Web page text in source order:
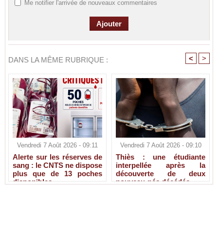
Me notifier l'arrivée de nouveaux commentaires
DANS LA MÊME RUBRIQUE : < >
Vendredi 7 Août 2026 - 09:11
Alerte sur les réserves de
sang : le CNTS ne dispose
plus que de 13 poches
disponibles
Vendredi 7 Août 2026 - 09:10
Thiès : une étudiante
interpellée après la
découverte de deux
nouveau-nés décédés